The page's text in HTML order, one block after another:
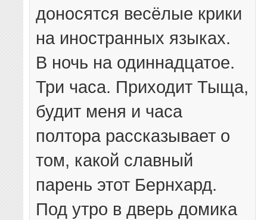
доносятся весёлые крики
на иностранных языках.
В ночь на одиннадцатое.
Три часа. Приходит Тыща,
будит меня и часа
полтора рассказывает о
том, какой славный
парень этот Бернхард.
Под утро в дверь домика